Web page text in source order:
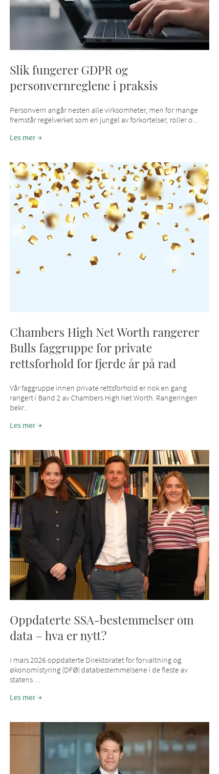
Slik fungerer GDPR og
personvernreglene i praksis
Personvern angår nesten alle virksomheter, men for mange
fremstår regelverket som en jungel av forkortelser, roller o...
Les mer
Chambers High Net Worth rangerer
Bulls faggruppe for private
rettsforhold for fjerde år på rad
Vår faggruppe innen private rettsforhold er nok en gang
rangert i Band 2 av Chambers High Net Worth. Rangeringen
bekr...
Les mer
Oppdaterte SSA-bestemmelser om
data – hva er nytt?
I mars 2026 oppdaterte Direktoratet for forvaltning og
økonomistyring (DFØ) databestemmelsene i de fleste av
statens ...
Les mer